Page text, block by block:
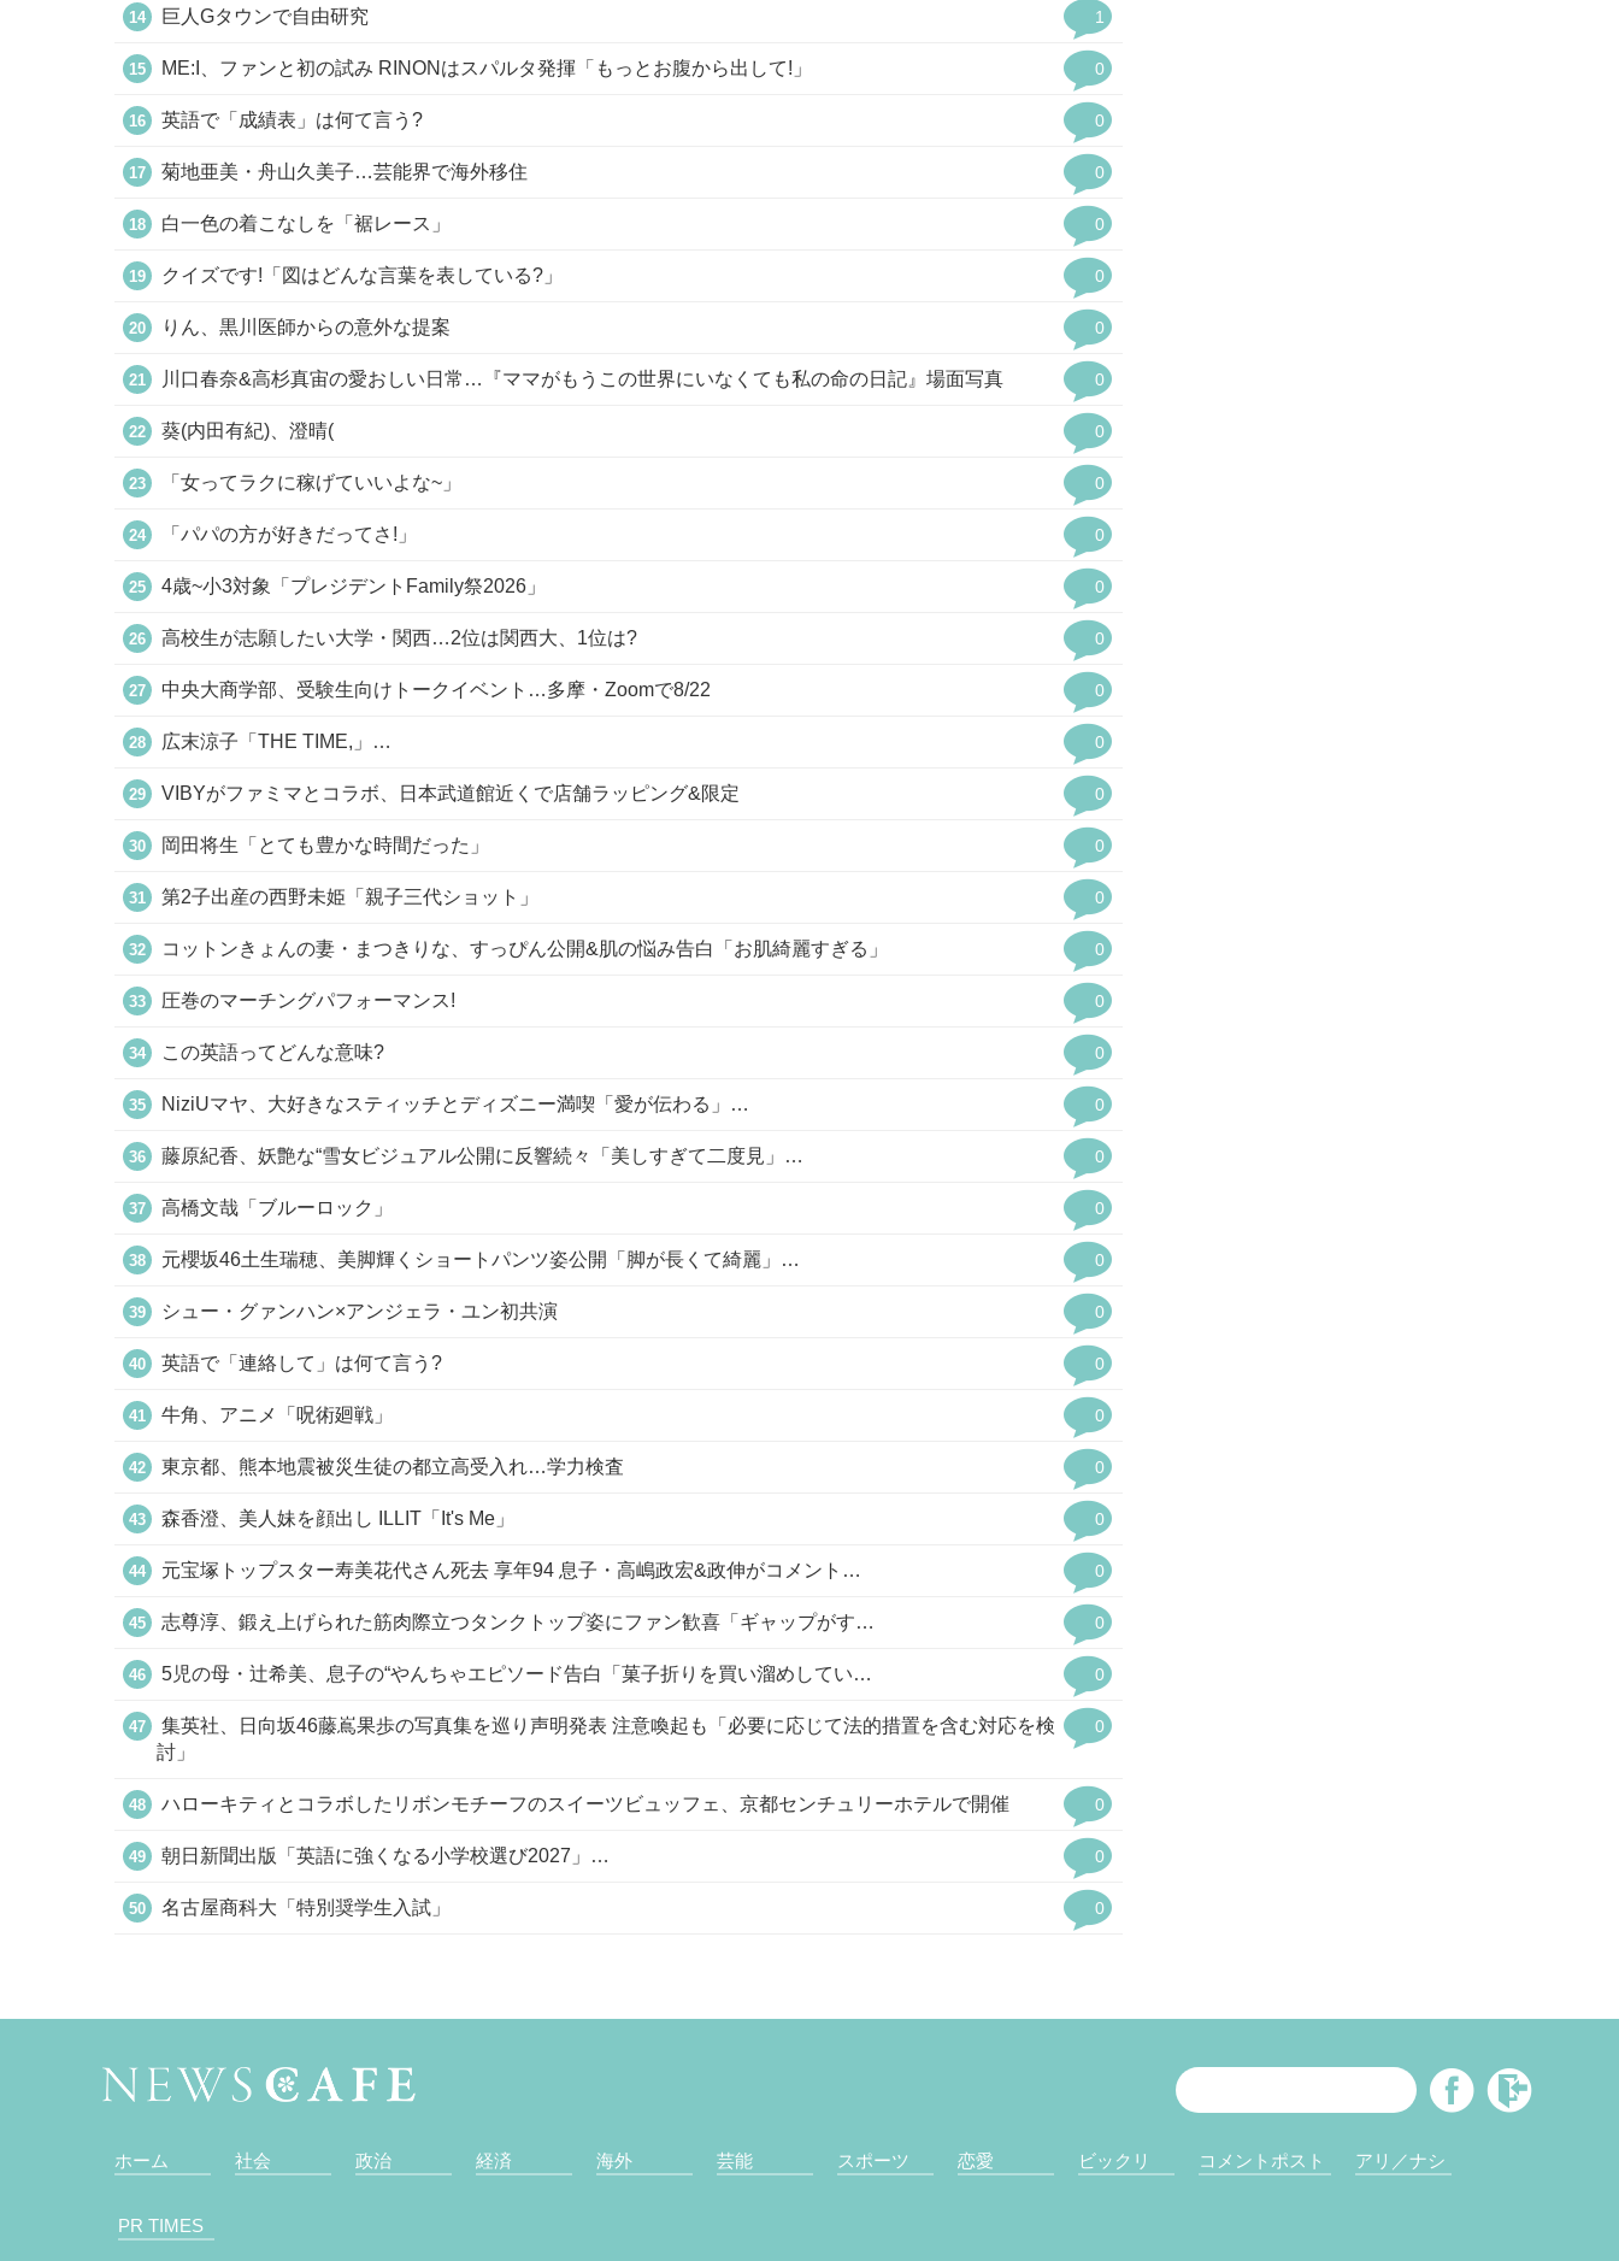
1
巨人Gタウンで自由研究
0
ME:I、ファンと初の試み RINONはスパルタ発揮「もっとお腹から出して!」
0
英語で「成績表」は何て言う?
0
菊地亜美・舟山久美子…芸能界で海外移住
0
白一色の着こなしを「裾レース」
0
クイズです!「図はどんな言葉を表している?」
0
りん、黒川医師からの意外な提案
0
川口春奈&高杉真宙の愛おしい日常…『ママがもうこの世界にいなくても私の命の日記』場面写真
0
葵(内田有紀)、澄晴(
0
「女ってラクに稼げていいよな~」
0
「パパの方が好きだってさ!」
0
4歳~小3対象「プレジデントFamily祭2026」
0
高校生が志願したい大学・関西…2位は関西大、1位は?
0
中央大商学部、受験生向けトークイベント…多摩・Zoomで8/22
0
広末涼子「THE TIME,」…
0
VIBYがファミマとコラボ、日本武道館近くで店舗ラッピング&限定
0
岡田将生「とても豊かな時間だった」
0
第2子出産の西野未姫「親子三代ショット」
0
コットンきょんの妻・まつきりな、すっぴん公開&肌の悩み告白「お肌綺麗すぎる」
0
圧巻のマーチングパフォーマンス!
0
この英語ってどんな意味?
0
NiziUマヤ、大好きなスティッチとディズニー満喫「愛が伝わる」…
0
藤原紀香、妖艶な“雪女ビジュアル公開に反響続々「美しすぎて二度見」…
0
高橋文哉「ブルーロック」
0
元櫻坂46土生瑞穂、美脚輝くショートパンツ姿公開「脚が長くて綺麗」…
0
シュー・グァンハン×アンジェラ・ユン初共演
0
英語で「連絡して」は何て言う?
0
牛角、アニメ「呪術廻戦」
0
東京都、熊本地震被災生徒の都立高受入れ…学力検査
0
森香澄、美人妹を顔出し ILLIT「It's Me」
0
元宝塚トップスター寿美花代さん死去 享年94 息子・高嶋政宏&政伸がコメント…
0
志尊淳、鍛え上げられた筋肉際立つタンクトップ姿にファン歓喜「ギャップがす…
0
5児の母・辻希美、息子の“やんちゃエピソード告白「菓子折りを買い溜めしてい…
0
集英社、日向坂46藤嶌果歩の写真集を巡り声明発表 注意喚起も「必要に応じて法的措置を含む対応を検
討」
0
ハローキティとコラボしたリボンモチーフのスイーツビュッフェ、京都センチュリーホテルで開催
0
朝日新聞出版「英語に強くなる小学校選び2027」…
0
名古屋商科大「特別奨学生入試」
ホーム 社会 政治 経済 海外 芸能 スポーツ 恋愛 ビックリ コメントポスト アリ／ナシ
PR TIMES